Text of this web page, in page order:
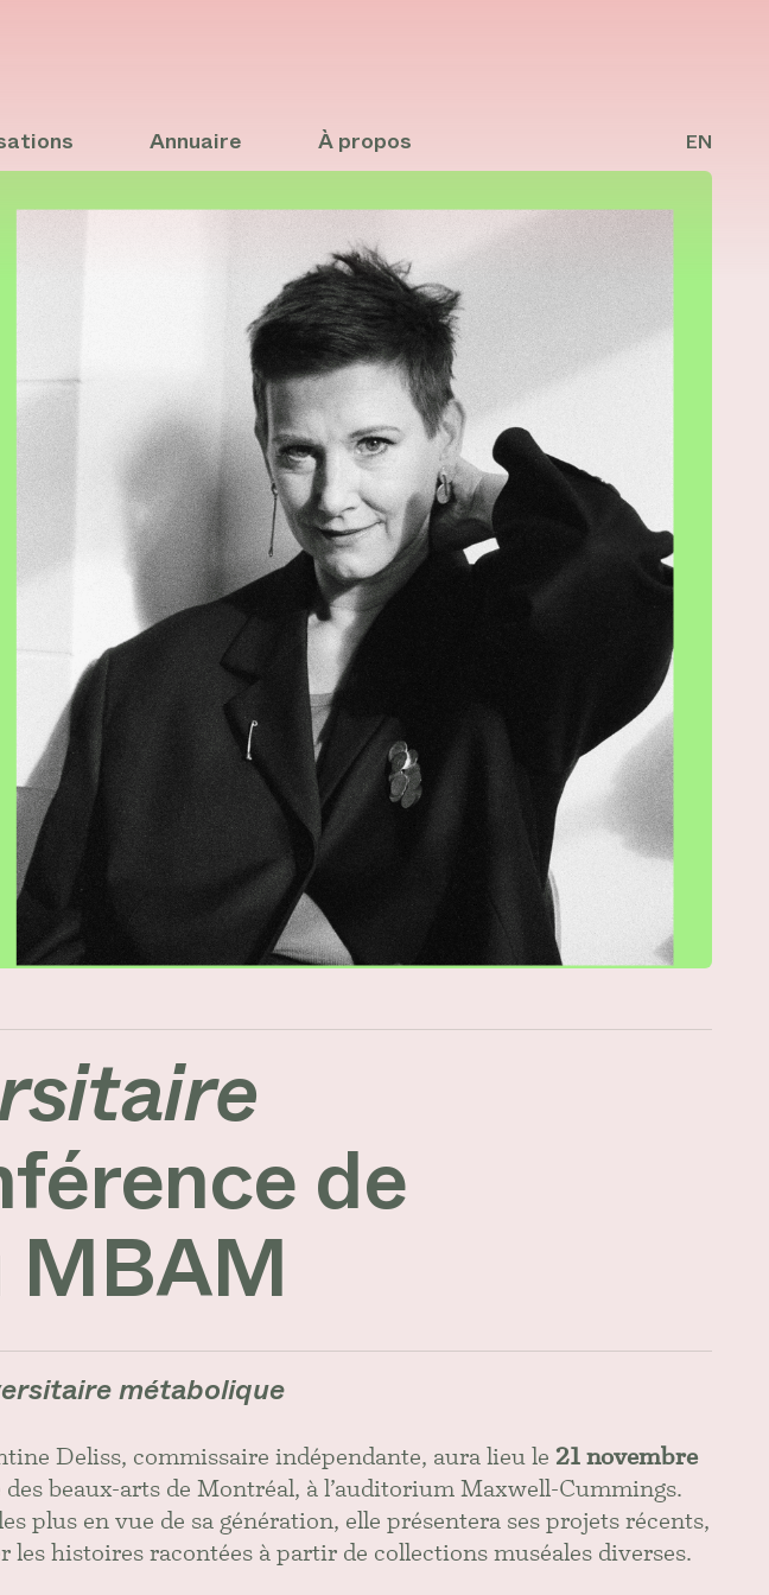
Annuaire À propos EN
de
MBAM
métabolique
Deliss, commissaire indépendante, aura lieu le 21 novembre
beaux-arts de Montréal, à l’auditorium Maxwell-Cummings.
plus en vue de sa génération, elle présentera ses projets récents,
les histoires racontées à partir de collections muséales diverses.